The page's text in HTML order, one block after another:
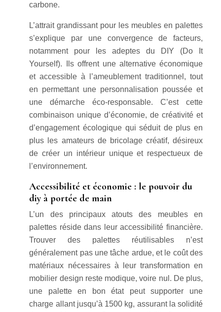
carbone.
L’attrait grandissant pour les meubles en palettes
s’explique par une convergence de facteurs,
notamment pour les adeptes du DIY (Do It
Yourself). Ils offrent une alternative économique
et accessible à l’ameublement traditionnel, tout
en permettant une personnalisation poussée et
une démarche éco-responsable. C’est cette
combinaison unique d’économie, de créativité et
d’engagement écologique qui séduit de plus en
plus les amateurs de bricolage créatif, désireux
de créer un intérieur unique et respectueux de
l’environnement.
Accessibilité et économie : le pouvoir du
diy à portée de main
L’un des principaux atouts des meubles en
palettes réside dans leur accessibilité financière.
Trouver des palettes réutilisables n’est
généralement pas une tâche ardue, et le coût des
matériaux nécessaires à leur transformation en
mobilier design reste modique, voire nul. De plus,
une palette en bon état peut supporter une
charge allant jusqu’à 1500 kg, assurant la solidité